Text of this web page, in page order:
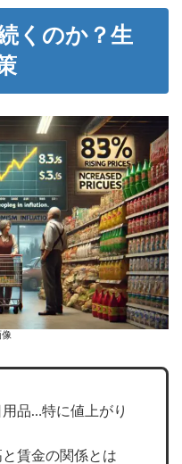
くのか？生
像
品…特に値上がり
賃金の関係とは